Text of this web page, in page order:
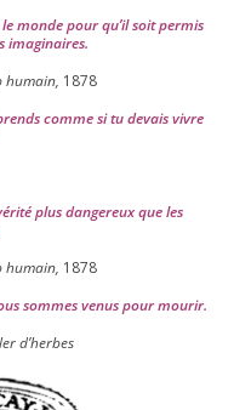
monde pour qu’il soit per­mis
imaginaires.
humain, 1878
comme si tu devais vivre
plus dan­ge­reux que les
humain, 1878
sommes venus pour mourir.
d’herbes